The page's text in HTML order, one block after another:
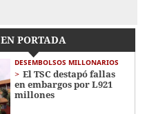
EN PORTADA
DESEMBOLSOS MILLONARIOS
El TSC destapó fallas
en embargos por L921
millones